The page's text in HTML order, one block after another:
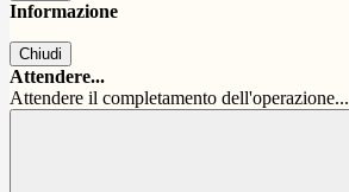
Informazione
Chiudi
Attendere...
Attendere il completamento dell'operazione...